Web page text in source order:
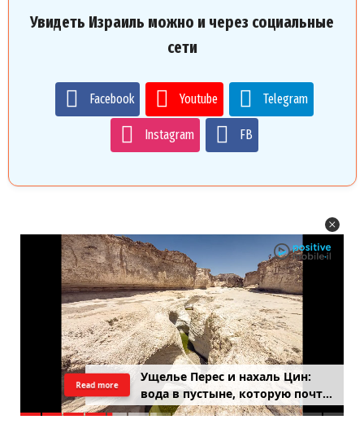
Увидеть Израиль можно и через социальные
сети
Facebook Youtube Telegram
Instagram FB
Ущелье Перес и нахаль Цин:
вода в пустыне, которую почти
никто не застаёт
Read more